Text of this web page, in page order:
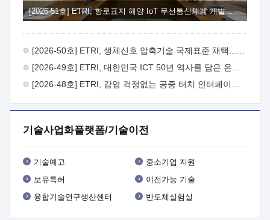
희망인력이 파견의사를 철회할 경우 후속 절차가 진행되지 않을
수 있음.2. 현장지원 희망인력 및 상세이력
 희망인력
공정(FET / SBD 등 )유기물 반도체 소재 및 소자 설계, 합성 및
제작바이오센서 설계/제작토양/수질/가스 센서 설계/
제작광소자응용B광 센서 및 응용 시스템시스템 제어 및 데이터
처리FPGA 제어, VHDL 프로그램 개발Labview, Python, C
임2) 대상인력 B 상세이력 3. 신청방법 및 향후일정 등 
제출  문 의 처: ETRI사업화본부 기업성장지원부
현장지원 신청서 (기업)
[2026-51호] ETRI, 항로표지 해양 IoT 무선통신체계 개발 나선다
기술사업화플랫폼/기술이전
기술예고
중소기업 지원
보유특허
이전가능 기술
융합기술연구생산센터
반도체실험실